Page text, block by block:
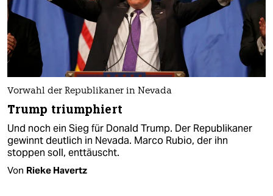
Vorwahl der Republikaner in Nevada
Trump triumphiert
Und noch ein Sieg für Donald Trump. Der Republikaner
gewinnt deutlich in Nevada. Marco Rubio, der ihn
stoppen soll, enttäuscht.
Von Rieke Havertz